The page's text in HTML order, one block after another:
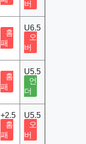
버
홈
패
U6.5
오
버
홈
패
U5.5
언
더
+2.5
홈
패
U5.5
오
버